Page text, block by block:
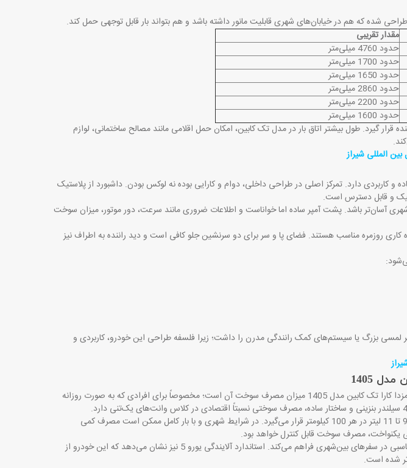
.
مقدار تقریبی
حدود 4760 میلی‌متر
حدود 1700 میلی‌متر
حدود 1650 میلی‌متر
حدود 2860 میلی‌متر
حدود 2200 میلی‌متر
حدود 1600 میلی‌متر
قرار گیرد. طول بیشتر اتاق بار در مدل تک کابین، امکان حمل اقلامی مانند مصالح ساختمانی، لوازم
.
المللی شیراز
کارا تک کابین مدل 1405 طراحی ساده و کاربردی دارد. تمرکز اصلی در طراحی داخلی، دوام و کارایی بوده نه لوکس بودن. داشبورد از پلاستیک
و قابل دسترس است.
آسان‌تر باشد. پشت آمپر ساده اما خواناست و اطلاعات ضروری مانند سرعت، دور موتور، میزان سوخت
کاری روزمره مناسب هستند. فضای پا و سر برای دو سرنشین جلو کافی است و دید راننده به اطراف نیز
:
لمسی بزرگ یا سیستم‌های کمک رانندگی مدرن را داشت؛ زیرا فلسفه طراحی این خودرو، کاربردی و
1405
یکی از مهم‌ترین فاکتورها در بررسی مشخصات وانت مزدا کارا تک کابین مدل 1405 میزان مصرف سوخت آن است؛ مخصوصاً برای افرادی که به صورت روزانه
.
مصرف سوخت ترکیبی این مدل معمولاً در بازه حدود 9 تا 11 لیتر در هر 100 کیلومتر قرار می‌گیرد. در شرایط شهری و با بار کامل ممکن است مصرف کمی
یکنواخت، مصرف سوخت قابل کنترل خواهد بود.
ظرفیت باک حدود 60 لیتر است که امکان پیمایش مناسبی در سفرهای بین‌شهری فراهم می‌کند. استاندارد آلایندگی یورو 5 نیز نشان می‌دهد که این خودرو از
شده است.